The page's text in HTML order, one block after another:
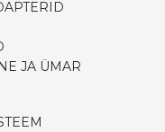
JA ÜMAR